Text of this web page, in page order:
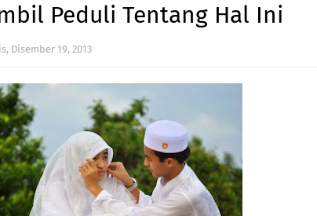
Peduli Tentang Hal Ini
Disember 19, 2013